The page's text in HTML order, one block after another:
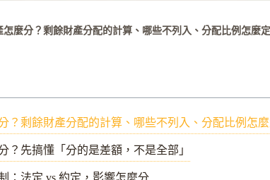
怎麼分？剩餘財產分配的計算、哪些不列入、分配比例怎麼定
？剩餘財產分配的計算、哪些不列入、分配比例怎
？先搞懂「分的是差額，不是全部」
：法定 vs 約定，影響怎麼分